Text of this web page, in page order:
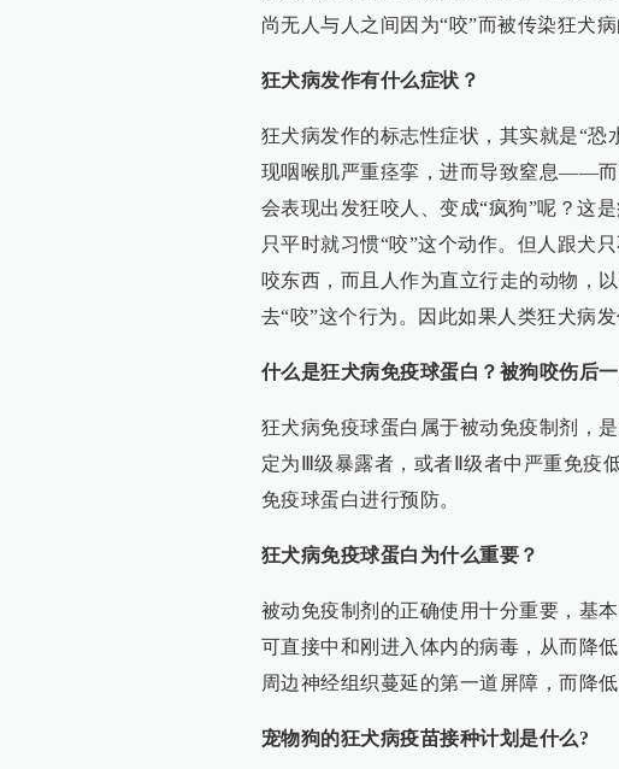
尚无人与人之间因为“咬”而被传染狂犬病
狂犬病发作有什么症状？
狂犬病发作的标志性症状，其实就是“
现咽喉肌严重痉挛，进而导致窒息——而
会表现出发狂咬人、变成“疯狗”呢？这
只平时就习惯“咬”这个动作。但人跟犬
咬东西，而且人作为直立行走的动物，
去“咬”这个行为。因此如果人类狂犬病
什么是狂犬病免疫球蛋白？被狗咬伤后
狂犬病免疫球蛋白属于被动免疫制剂，
定为Ⅲ级暴露者，或者Ⅱ级者中严重免疫
免疫球蛋白进行预防。
狂犬病免疫球蛋白为什么重要？
被动免疫制剂的正确使用十分重要，基
可直接中和刚进入体内的病毒，从而降
周边神经组织蔓延的第一道屏障，而降低
宠物狗的狂犬病疫苗接种计划是什么?